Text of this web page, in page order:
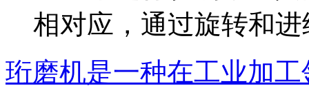
相对应，通过旋转和
珩磨机是一种在工业加